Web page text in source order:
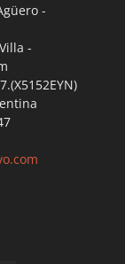
-
-